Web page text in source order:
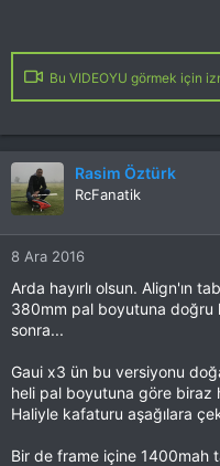
Bu VIDEOYU görmek için
Rasim Öztürk
RcFanatik
8 Ara 2016
Arda hayırlı olsun. Align'ın
380mm pal boyutuna doğru
sonra...
Gaui x3 ün bu versiyonu
heli pal boyutuna göre biraz
Haliyle kafaturu aşağılara
Bir de frame içine 1400mah